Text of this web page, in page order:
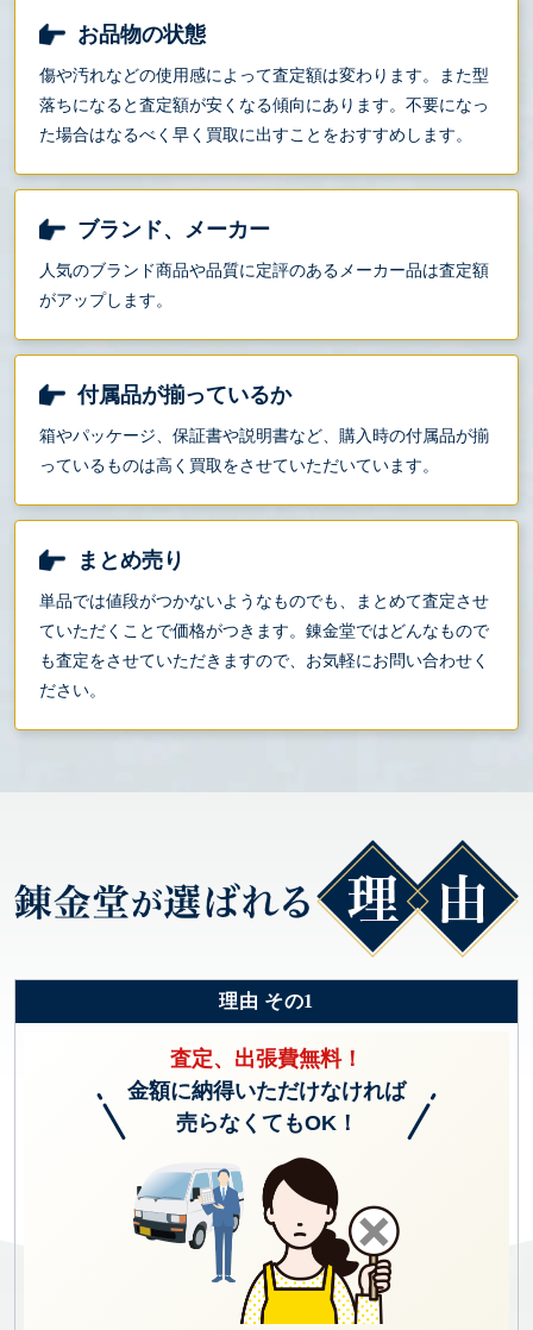
お品物の状態
傷や汚れなどの使用感によって査定額は変わります。また型
落ちになると査定額が安くなる傾向にあります。不要になっ
た場合はなるべく早く買取に出すことをおすすめします。
ブランド、メーカー
人気のブランド商品や品質に定評のあるメーカー品は査定額
がアップします。
付属品が揃っているか
箱やパッケージ、保証書や説明書など、購入時の付属品が揃
っているものは高く買取をさせていただいています。
まとめ売り
単品では値段がつかないようなものでも、まとめて査定させ
ていただくことで価格がつきます。錬金堂ではどんなもので
も査定をさせていただきますので、お気軽にお問い合わせく
ださい。
理由 その1
査定、出張費無料！
金額に納得いただけなければ
売らなくてもOK！